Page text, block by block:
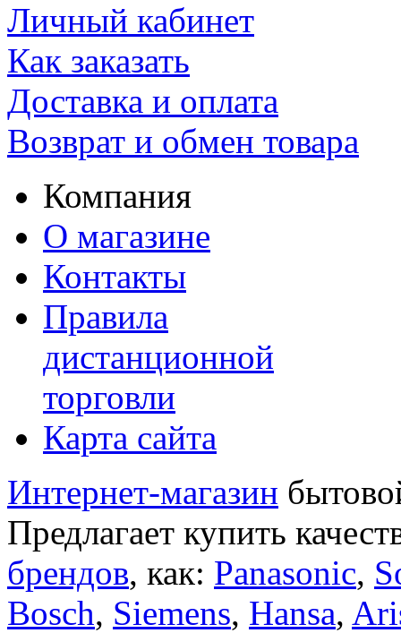
Личный кабинет
Как заказать
Доставка и оплата
Возврат и обмен товара
Компания
О магазине
Контакты
Правила
дистанционной
торговли
Карта сайта
Интернет-магазин
Предлагает купить
брендов, как: Panasonic,
Bosch, Siemens, Hansa,